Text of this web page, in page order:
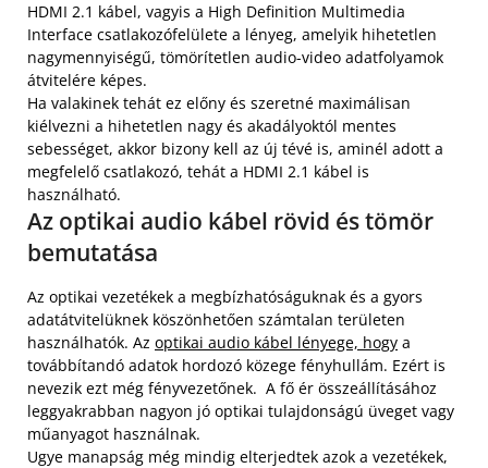
HDMI 2.1 kábel, vagyis a High Definition Multimedia
Interface csatlakozófelülete a lényeg, amelyik hihetetlen
nagymennyiségű, tömörítetlen audio-video adatfolyamok
átvitelére képes.
Ha valakinek tehát ez előny és szeretné maximálisan
kiélvezni a hihetetlen nagy és akadályoktól mentes
sebességet, akkor bizony kell az új tévé is, aminél adott a
megfelelő csatlakozó, tehát a HDMI 2.1 kábel is
használható.
Az optikai audio kábel rövid és tömör
bemutatása
Az optikai vezetékek a megbízhatóságuknak és a gyors
adatátvitelüknek köszönhetően számtalan területen
használhatók. Az optikai audio kábel lényege, hogy a
továbbítandó adatok hordozó közege fényhullám. Ezért is
nevezik ezt még fényvezetőnek. A fő ér összeállításához
leggyakrabban nagyon jó optikai tulajdonságú üveget vagy
műanyagot használnak.
Ugye manapság még mindig elterjedtek azok a vezetékek,